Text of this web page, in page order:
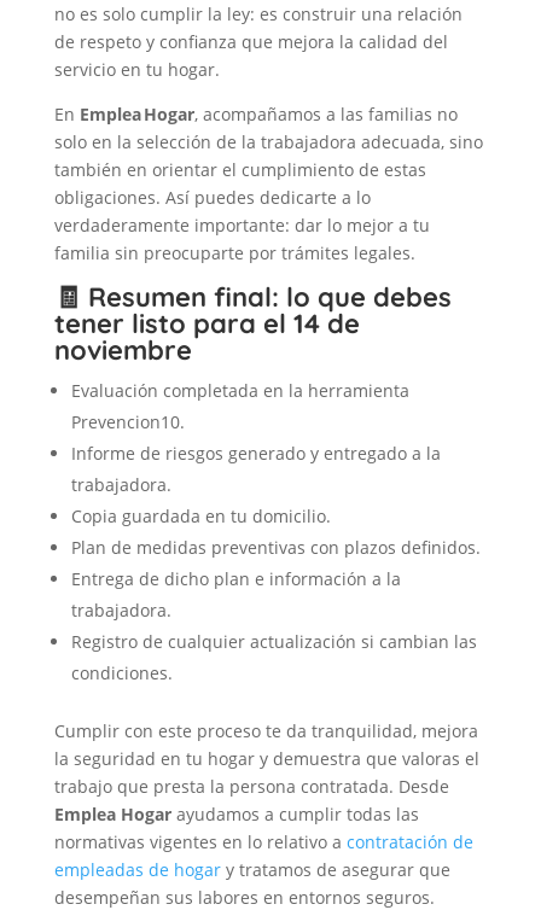
no es solo cumplir la ley: es construir una relación
de respeto y confianza que mejora la calidad del
servicio en tu hogar.
En Emplea Hogar, acompañamos a las familias no
solo en la selección de la trabajadora adecuada, sino
también en orientar el cumplimiento de estas
obligaciones. Así puedes dedicarte a lo
verdaderamente importante: dar lo mejor a tu
familia sin preocuparte por trámites legales.
🧾 Resumen final: lo que debes
tener listo para el 14 de
noviembre
Evaluación completada en la herramienta
Prevencion10.
Informe de riesgos generado y entregado a la
trabajadora.
Copia guardada en tu domicilio.
Plan de medidas preventivas con plazos definidos.
Entrega de dicho plan e información a la
trabajadora.
Registro de cualquier actualización si cambian las
condiciones.
Cumplir con este proceso te da tranquilidad, mejora
la seguridad en tu hogar y demuestra que valoras el
trabajo que presta la persona contratada. Desde
Emplea Hogarayudamos a cumplir todas las
normativas vigentes en lo relativo a contratación de
empleadas de hogary tratamos de asegurar que
desempeñan sus labores en entornos seguros.